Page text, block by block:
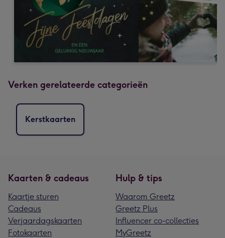
Verken gerelateerde categorieën
Kerstkaarten
Kaarten & cadeaus
Kaartje sturen
Cadeaus
Verjaardagskaarten
Fotokaarten
Hulp & tips
Waarom Greetz
Greetz Plus
Influencer co-collecties
MyGreetz